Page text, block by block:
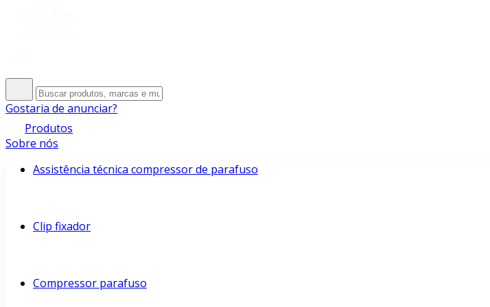
Gostaria de anunciar?
Produtos
Sobre nós
Assistência técnica compressor de parafuso
Clip fixador
Compressor parafuso